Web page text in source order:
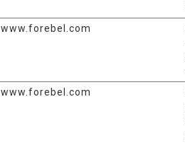
www.forebel.com
www.forebel.com